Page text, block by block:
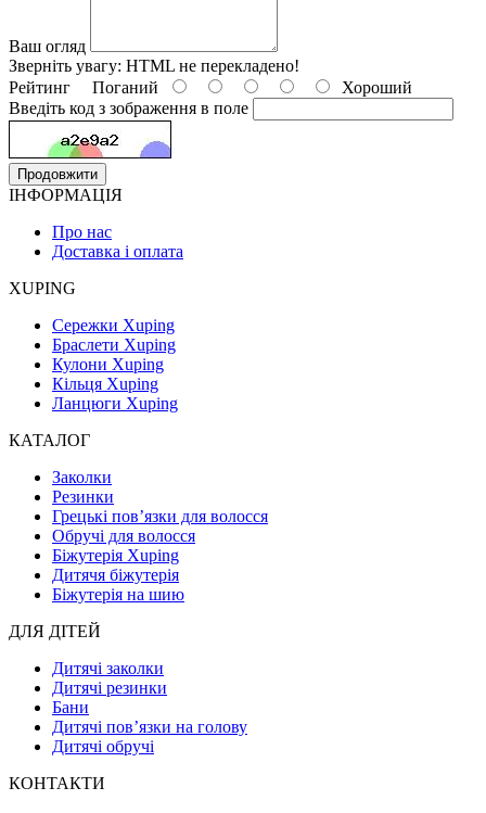
Ваш огляд
Зверніть увагу: HTML не перекладено!
Рейтинг Поганий
Хороший
Введіть код з зображення в поле
Продовжити
ІНФОРМАЦІЯ
Про нас
Доставка і оплата
XUPING
Сережки Xuping
Браслети Xuping
Кулони Xuping
Кільця Xuping
Ланцюги Xuping
КАТАЛОГ
Заколки
Резинки
Грецькі пов’язки для волосся
Обручі для волосся
Біжутерія Xuping
Дитячя біжутерія
Біжутерія на шию
ДЛЯ ДІТЕЙ
Дитячі заколки
Дитячі резинки
Бани
Дитячі пов’язки на голову
Дитячі обручі
КОНТАКТИ